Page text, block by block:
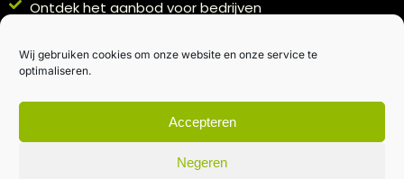
Wij gebruiken cookies om onze website en onze service te
optimaliseren.
Accepteren
Negeren
Ontdek het aanbod voor bedrijven
Kennismakingspakket aanvragen
Blijft op de hoogte
Rechtstreeks van het veld naar je inbox.
Inschrijven nieuwsbrief